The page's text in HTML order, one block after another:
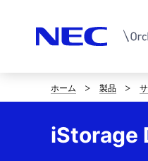
サ
イ
ト
ホーム 製品